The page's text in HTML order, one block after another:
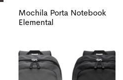
Mochila Porta Notebook
Elemental